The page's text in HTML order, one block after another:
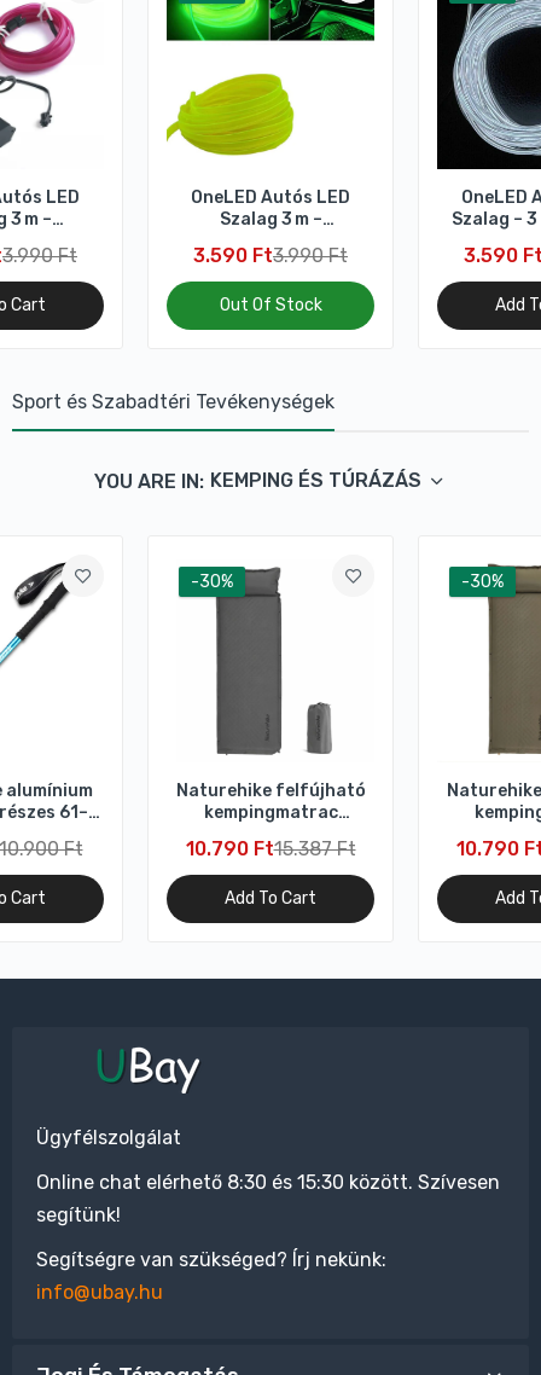
LED
3 m –
Fény
3.990 Ft
Cart
OneLED Autós LED
Szalag 3 m –
Foszforeszkáló Zöld
Fény
3.590 Ft3.990 Ft
Out Of Stock
OneLED
Szalag –
3.590
Add
Sport és Szabadtéri Tevékenységek
YOU ARE IN: KEMPING ÉS TÚRÁZÁS
61–
Ft
Cart
-30%
Naturehike felfújható
kempingmatrac
vastag, sötétszürke
10.790 Ft15.387 Ft
Add To Cart
-30%
vastag,
10.790
Add
Ügyfélszolgálat
Online chat elérhető 8:30 és 15:30 között. Szívesen
segítünk!
Segítségre van szükséged? Írj nekünk:
info@ubay.hu